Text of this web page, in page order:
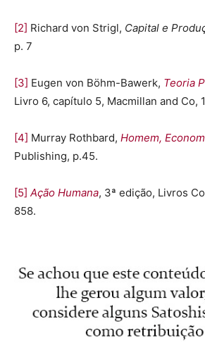
[2] Richard von Strigl, Capital e
p. 7
[3] Eugen von Böhm-Bawerk, Teoria
Livro 6, capítulo 5, Macmillan and Co,
[4] Murray Rothbard, Homem,
Publishing, p.45.
[5] Ação Humana, 3ª edição, Livros
858.